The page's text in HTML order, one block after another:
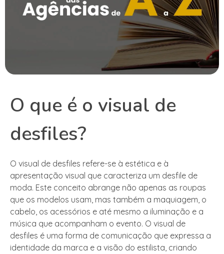
O que é o visual de
desfiles?
O visual de desfiles refere-se à estética e à
apresentação visual que caracteriza um desfile de
moda. Este conceito abrange não apenas as roupas
que os modelos usam, mas também a maquiagem, o
cabelo, os acessórios e até mesmo a iluminação e a
música que acompanham o evento. O visual de
desfiles é uma forma de comunicação que expressa a
identidade da marca e a visão do estilista, criando